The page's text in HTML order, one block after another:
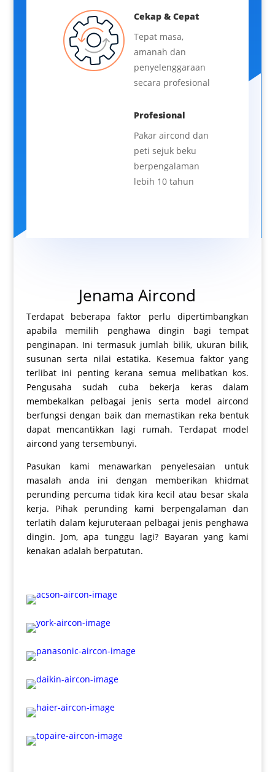
Cekap & Cepat
Tepat masa,
amanah dan
penyelenggaraan
secara profesional
Profesional
Pakar aircond dan
peti sejuk beku
berpengalaman
lebih 10 tahun
Jenama Aircond
Terdapat beberapa faktor perlu dipertimbangkan
apabila memilih penghawa dingin bagi tempat
penginapan. Ini termasuk jumlah bilik, ukuran bilik,
susunan serta nilai estatika. Kesemua faktor yang
terlibat ini penting kerana semua melibatkan kos.
Pengusaha sudah cuba bekerja keras dalam
membekalkan pelbagai jenis serta model aircond
berfungsi dengan baik dan memastikan reka bentuk
dapat mencantikkan lagi rumah. Terdapat model
aircond yang tersembunyi.
Pasukan kami menawarkan penyelesaian untuk
masalah anda ini dengan memberikan khidmat
perunding percuma tidak kira kecil atau besar skala
kerja. Pihak perunding kami berpengalaman dan
terlatih dalam kejuruteraan pelbagai jenis penghawa
dingin. Jom, apa tunggu lagi? Bayaran yang kami
kenakan adalah berpatutan.